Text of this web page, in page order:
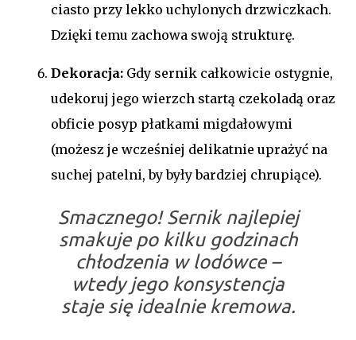
ciasto przy lekko uchylonych drzwiczkach.
Dzięki temu zachowa swoją strukturę.
Dekoracja: Gdy sernik całkowicie ostygnie,
udekoruj jego wierzch startą czekoladą oraz
obficie posyp płatkami migdałowymi
(możesz je wcześniej delikatnie uprażyć na
suchej patelni, by były bardziej chrupiące).
Smacznego!Sernik najlepiej
smakuje po kilku godzinach
chłodzenia w lodówce –
wtedy jego konsystencja
staje się idealnie kremowa.